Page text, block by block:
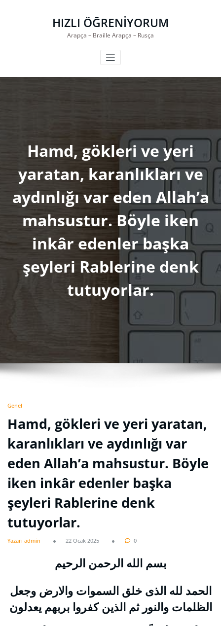
HIZLI ÖĞRENİYORUM
Arapça – Braille Arapça – Rusça
Hamd, gökleri ve yeri
yaratan, karanlıkları ve
aydınlığı var eden Allah’a
mahsustur. Böyle iken
inkâr edenler başka
şeyleri Rablerine denk
tutuyorlar.
Genel
Hamd, gökleri ve yeri yaratan,
karanlıkları ve aydınlığı var
eden Allah’a mahsustur. Böyle
iken inkâr edenler başka
şeyleri Rablerine denk
tutuyorlar.
Yazarı admin 22 Ocak 2025 0
بسم الله الرحمن الرحيم
الحمد لله الذى خلق السموات والارض وجعل
الظلمات والنور ثم الذين كفروا بربهم يعدلون